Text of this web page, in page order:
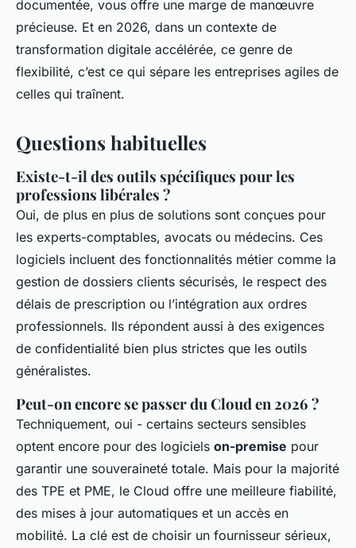
documentée, vous offre une marge de manœuvre
précieuse. Et en 2026, dans un contexte de
transformation digitale accélérée, ce genre de
flexibilité, c’est ce qui sépare les entreprises agiles de
celles qui traînent.
Questions habituelles
Existe-t-il des outils spécifiques pour les
professions libérales ?
Oui, de plus en plus de solutions sont conçues pour
les experts-comptables, avocats ou médecins. Ces
logiciels incluent des fonctionnalités métier comme la
gestion de dossiers clients sécurisés, le respect des
délais de prescription ou l’intégration aux ordres
professionnels. Ils répondent aussi à des exigences
de confidentialité bien plus strictes que les outils
généralistes.
Peut-on encore se passer du Cloud en 2026 ?
Techniquement, oui - certains secteurs sensibles
optent encore pour des logiciels on-premise pour
garantir une souveraineté totale. Mais pour la majorité
des TPE et PME, le Cloud offre une meilleure fiabilité,
des mises à jour automatiques et un accès en
mobilité. La clé est de choisir un fournisseur sérieux,